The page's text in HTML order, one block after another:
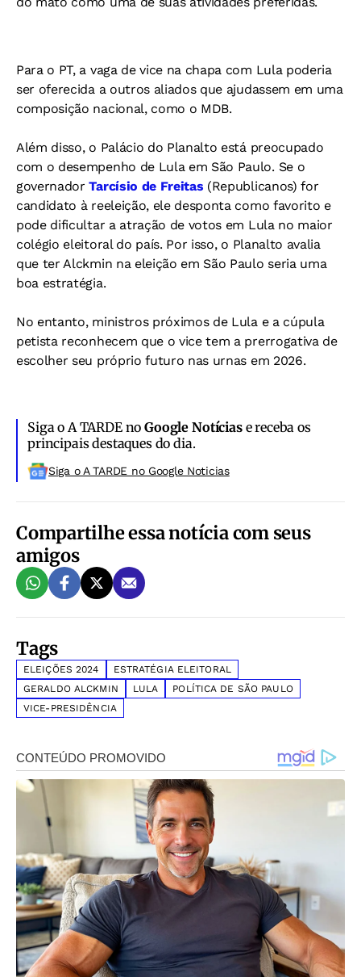
Para o PT, a vaga de vice na chapa com Lula poderia
ser oferecida a outros aliados que ajudassem em uma
composição nacional, como o MDB.
Além disso, o Palácio do Planalto está preocupado
com o desempenho de Lula em São Paulo. Se o
governadorTarcísio de Freitas (Republicanos) for
candidato à reeleição, ele desponta como favorito e
pode dificultar a atração de votos em Lula no maior
colégio eleitoral do país. Por isso, o Planalto avalia
que ter Alckmin na eleição em São Paulo seria uma
boa estratégia.
No entanto, ministros próximos de Lula e a cúpula
petista reconhecem que o vice tem a prerrogativa de
escolher seu próprio futuro nas urnas em 2026.
Siga o A TARDE noGoogle Notíciase receba os
principais destaques do dia.
Siga o A TARDE no Google Noticias
Compartilhe essa notícia com seus
amigos
Tags
ELEIÇÕES 2024
ESTRATÉGIA ELEITORAL
GERALDO ALCKMIN
LULA
POLÍTICA DE SÃO PAULO
VICE-PRESIDÊNCIA